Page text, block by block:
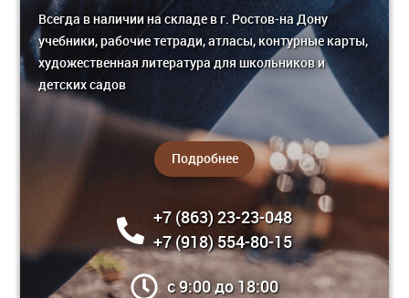
Всегда в наличии на складе в г. Ростов-на Дону
учебники, рабочие тетради, атласы, контурные карты,
художественная литература для школьников и
детских садов
Подробнее
+7 (863) 23-23-048
+7 (918) 554-80-15
c 9:00 до 18:00